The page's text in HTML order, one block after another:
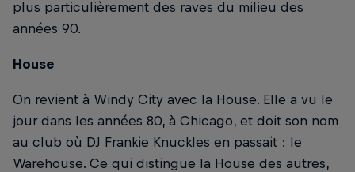
plus particulièrement des raves du milieu des
années 90.
House
On revient à Windy City avec la House. Elle a vu le
jour dans les années 80, à Chicago, et doit son nom
au club où DJ Frankie Knuckles en passait : le
Warehouse. Ce qui distingue la House des autres,